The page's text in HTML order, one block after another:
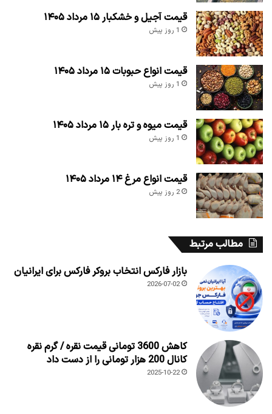
قیمت آجیل و خشکبار ۱۵ مرداد ۱۴۰۵
1 روز پیش
قیمت انواع حبوبات ۱۵ مرداد ۱۴۰۵
1 روز پیش
قیمت میوه و تره بار ۱۵ مرداد ۱۴۰۵
1 روز پیش
قیمت انواع مرغ ۱۴ مرداد ۱۴۰۵
2 روز پیش
مطالب مرتبط
بازار فارکس انتخاب بروکر فارکس برای ایرانیان
2026-07-02
کاهش 3600 تومانی قیمت نقره / گرم نقره
کانال 200 هزار تومانی را از دست داد
2025-10-22